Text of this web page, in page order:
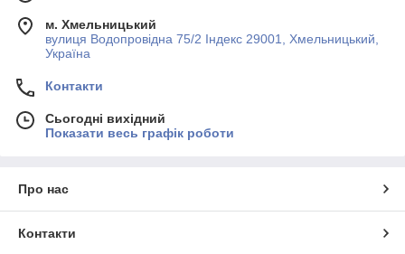
м. Хмельницький
вулиця Водопровідна 75/2 Індекс 29001, Хмельницький,
Україна
Контакти
Сьогодні вихідний
Показати весь графік роботи
Про нас
Контакти